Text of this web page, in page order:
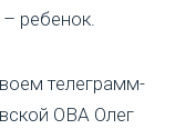
ребенок.
телеграмм-
ОВА Олег